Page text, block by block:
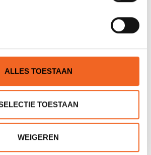
ALLES TOESTAAN
TOESTAAN
WEIGEREN
PRODUCTEN
REED PEDDEL-DEKTAS,